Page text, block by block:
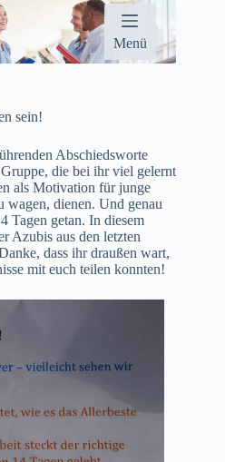
Menü
sein!
Abschiedsworte
die bei ihr viel gelernt
als Motivation für junge
wagen, dienen. Und genau
Tagen getan. In diesem
Azubis aus den letzten
dass ihr draußen wart,
mit euch teilen konnten!